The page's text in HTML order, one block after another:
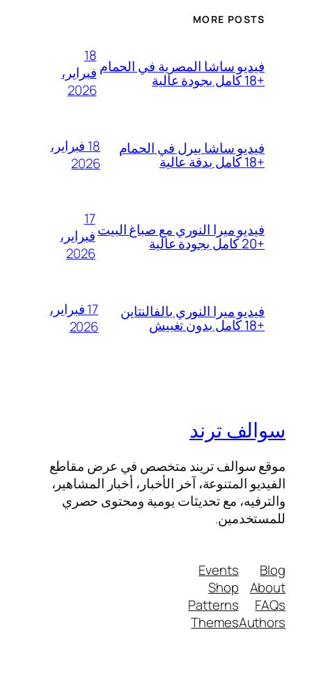
MORE POSTS
فيديو ساشا المصرية في الحمام
+18 كامل بجودة عالية
18
فبراير،
2026
فيديو ساشا بيرل في الحمام
+18 كامل بدقة عالية
18 فبراير،
2026
فيديو ميرا النوري مع صباغ البيت
+20 كامل بجودة عالية
17
فبراير،
2026
فيديو ميرا النوري بالفالنتاين
+18 كامل بدون تغبيش
17 فبراير،
2026
سوالف ترند
موقع سوالف تريند متخصص في عرض مقاطع
الفيديو المتنوعة، آخر الأخبار، أخبار المشاهير،
والترفيه، مع تحديثات يومية ومحتوى حصري
للمستخدمين.
Blog
About
FAQs
Authors
Events
Shop
Patterns
Themes